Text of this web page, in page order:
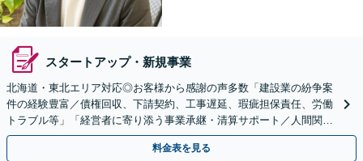
スタートアップ・新規事業
北海道・東北エリア対応◎お客様から感謝の声多数「建設業の紛争案
件の経験豊富／債権回収、下請契約、工事遅延、瑕疵担保責任、労働
トラブル等」「経営者に寄り添う事業承継・清算サポート／人間関係
を含め総合的アドバイス」顧問契約／WEB面談／夜間相談
料金表を見る